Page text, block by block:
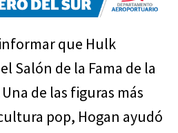
que Hulk
Salón de la Fama de la
de las figuras más
pop, Hogan ayudó